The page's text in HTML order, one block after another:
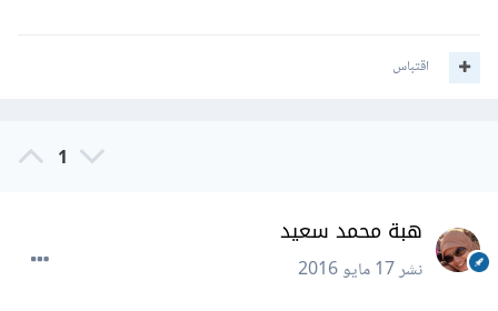
اقتباس
1
هبة محمد سعيد
نشر17 مايو 2016